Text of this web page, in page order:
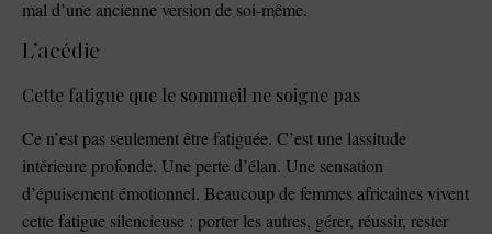
mal d’une ancienne version de soi-même.
L’acédie
Cette fatigue que le sommeil ne soigne pas
Ce n’est pas seulement être fatiguée. C’est une lassitude
intérieure profonde. Une perte d’élan. Une sensation
d’épuisement émotionnel. Beaucoup de femmes africaines vivent
cette fatigue silencieuse : porter les autres, gérer, réussir, rester